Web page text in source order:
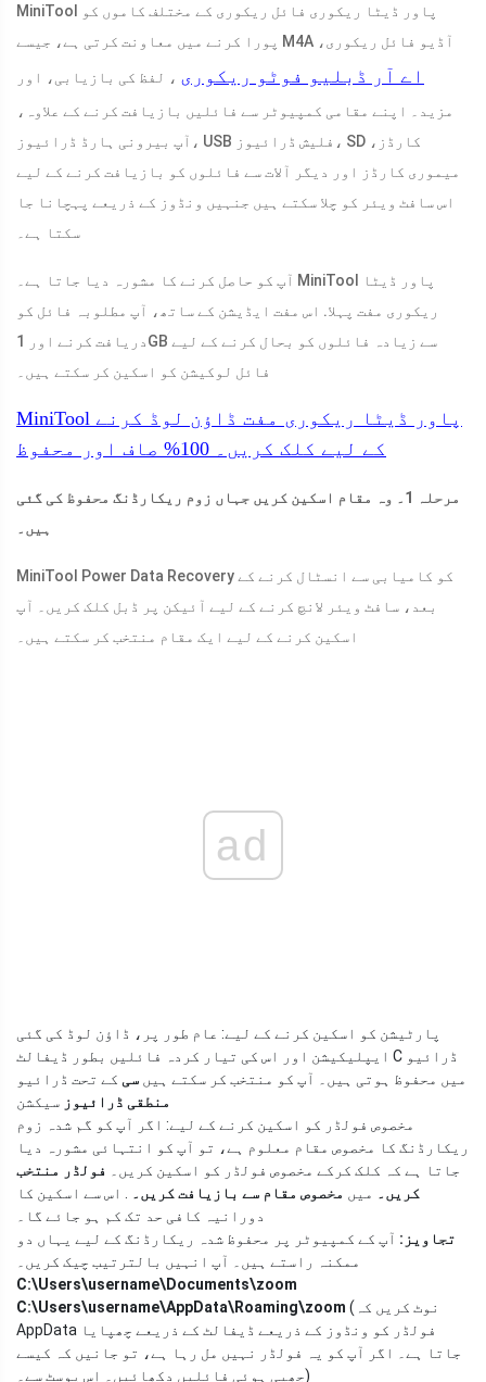
MiniTool پاور ڈیٹا ریکوری فائل ریکوری کے مختلف کاموں کو
پورا کرنے میں معاونت کرتی ہے، جیسے M4A آڈیو فائل ریکوری،
اے آر ڈبلیو فوٹو ریکوری ، لفظ کی بازیابی، اور
مزید۔ اپنے مقامی کمپیوٹر سے فائلیں بازیافت کرنے کے علاوہ،
آپ بیرونی ہارڈ ڈرائیوز، USB فلیش ڈرائیوز، SD کارڈز،
میموری کارڈز اور دیگر آلات سے فائلوں کو بازیافت کرنے کے لیے
اس سافٹ ویئر کو چلا سکتے ہیں جنہیں ونڈوز کے ذریعے پہچانا جا
سکتا ہے۔
آپ کو حاصل کرنے کا مشورہ دیا جاتا ہے۔ MiniTool پاور ڈیٹا
ریکوری مفت پہلا. اس مفت ایڈیشن کے ساتھ، آپ مطلوبہ فائل کو
دریافت کرنے اور 1GB سے زیادہ فائلوں کو بحال کرنے کے لیے
فائل لوکیشن کو اسکین کر سکتے ہیں۔
MiniTool پاور ڈیٹا ریکوری مفت ڈاؤن لوڈ کرنے
کے لیے کلک کریں۔
صاف اور محفوظ
مرحلہ 1۔ وہ مقام اسکین کریں جہاں زوم ریکارڈنگ محفوظ کی گئی
ہیں۔
MiniTool Power Data Recovery کو کامیابی سے انسٹال کرنے کے
بعد، سافٹ ویئر لانچ کرنے کے لیے آئیکن پر ڈبل کلک کریں۔ آپ
اسکین کرنے کے لیے ایک مقام منتخب کر سکتے ہیں۔
ad
پارٹیشن کو اسکین کرنے کے لیے: عام طور پر، ڈاؤن لوڈ کی گئی
ایپلیکیشن اور اس کی تیار کردہ فائلیں بطور ڈیفالٹ C ڈرائیو
میں محفوظ ہوتی ہیں۔ آپ کو منتخب کر سکتے ہیں سی کے تحت ڈرائیو
منطقی ڈرائیوز سیکشن
مخصوص فولڈر کو اسکین کرنے کے لیے: اگر آپ کو گم شدہ زوم
ریکارڈنگ کا مخصوص مقام معلوم ہے، تو آپ کو انتہائی مشورہ دیا
جاتا ہے کہ کلک کرکے مخصوص فولڈر کو اسکین کریں۔
فولڈر منتخب
کریں۔ میں مخصوص مقام سے بازیافت کریں۔
. اس سے اسکین کا
دورانیہ کافی حد تک کم ہو جائے گا۔
تجاویز: آپ کے کمپیوٹر پر محفوظ شدہ ریکارڈنگ کے لیے یہاں دو
ممکنہ راستے ہیں۔ آپ انہیں بالترتیب چیک کریں۔
C:\Users\username\Documents\zoom
C:\Users\username\AppData\Roaming\zoom (نوٹ کریں کہ
AppData فولڈر کو ونڈوز کے ذریعے ڈیفالٹ کے ذریعے چھپایا
جاتا ہے۔ اگر آپ کو یہ فولڈر نہیں مل رہا ہے، تو جانیں کہ کیسے
چھپی ہوئی فائلیں دکھائیں۔ اس پوسٹ سے۔)